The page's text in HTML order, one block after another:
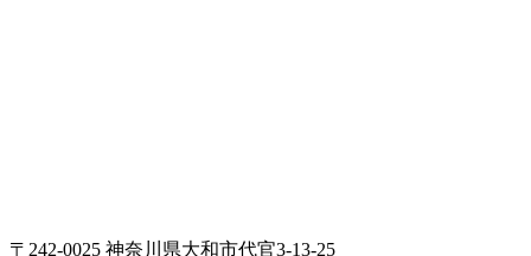
〒242-0025 神奈川県大和市代官3-13-25